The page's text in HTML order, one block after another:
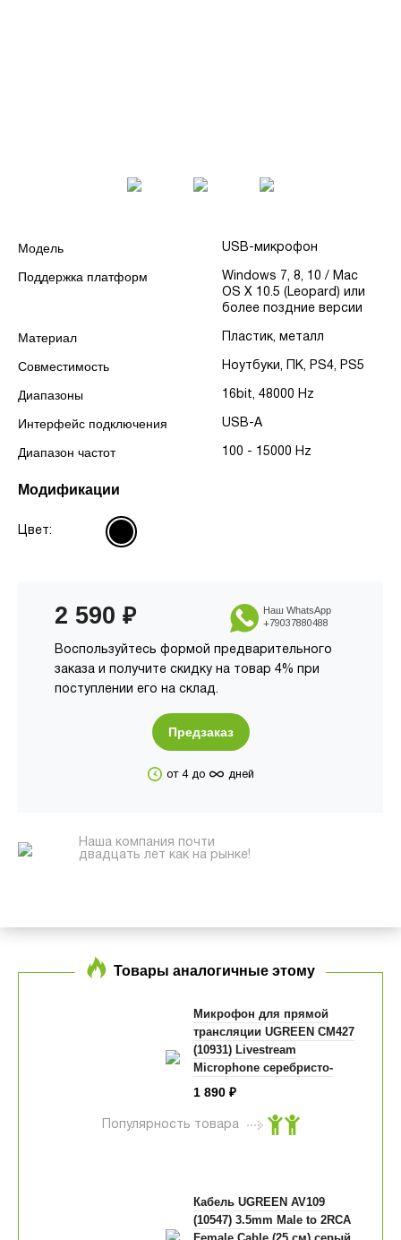
Модель USB-микрофон
Поддержка платформ
Windows 7, 8, 10 / Mac
OS X 10.5 (Leopard) или
более поздние версии
Материал Пластик, металл
Совместимость Ноутбуки, ПК, PS4, PS5
Диапазоны 16bit, 48000 Hz
Интерфейс подключения USB-A
Диапазон частот 100 - 15000 Hz
Модификации
Цвет:
2 590 ₽
Воспользуйтесь формой предварительного
заказа и получите скидку на товар 4% при
поступлении его на склад.
Наш WhatsApp
+79037880488
Предзаказ
от 4 до ∞ дней
Наша компания почти
двадцать лет как на рынке!
Товары аналогичные этому
Микрофон для прямой
трансляции UGREEN CM427
(10931) Livestream
Microphone серебристо-
чёрный
1 890 ₽
Популярность товара
Кабель UGREEN AV109
(10547) 3.5mm Male to 2RCA